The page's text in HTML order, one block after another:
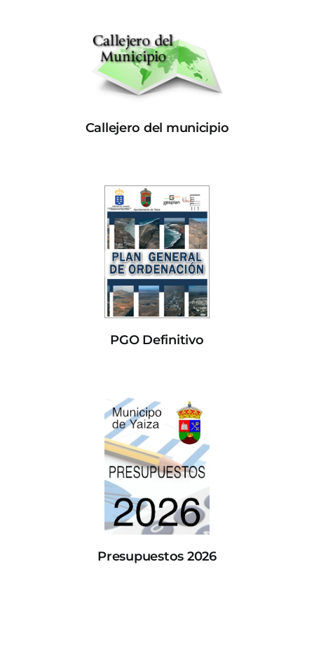
Callejero del municipio
PGO Definitivo
Presupuestos 2026